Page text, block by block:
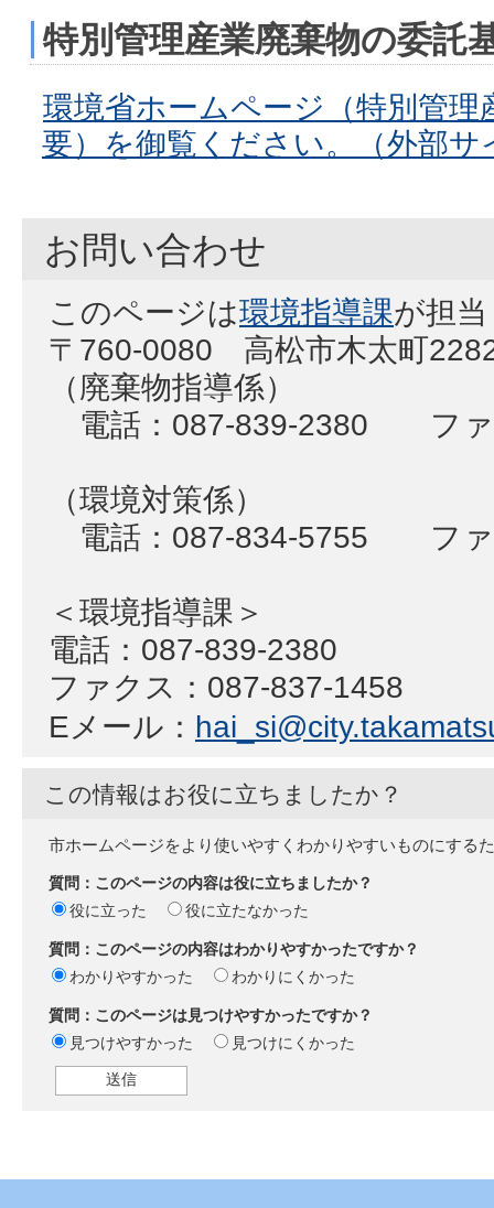
特別管理産業廃棄物の委託
環境省ホームページ（特別管
要）を御覧ください。（外部サ
お問い合わせ
このページは環境指導課が担
〒760-0080 高松市木太町
（廃棄物指導係）
電話：087-839-2380 ファ
（環境対策係）
電話：087-834-5755 ファ
＜環境指導課＞
電話：087-839-2380
ファクス：087-837-1458
Eメール：
この情報はお役に立ちましたか？
市ホームページをより使いやすくわかりやすいものにする
質問：このページの内容は役に立ちましたか？
役に立った
役に立たなかった
質問：このページの内容はわかりやすかったですか？
わかりやすかった
わかりにくかった
質問：このページは見つけやすかったですか？
見つけやすかった
見つけにくかった